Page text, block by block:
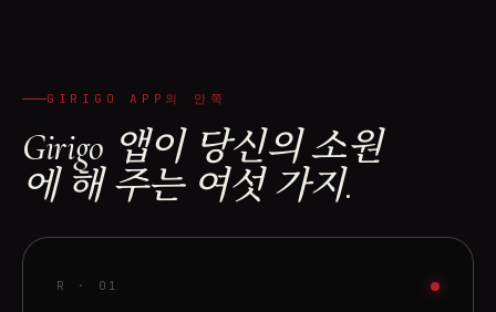
GIRIGO APP의 안쪽
Girigo 앱이 당신의 소원
에 해 주는 여섯 가지.
R · 01